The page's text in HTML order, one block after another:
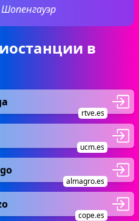
в
rtve.es
ucm.es
almagro.es
cope.es